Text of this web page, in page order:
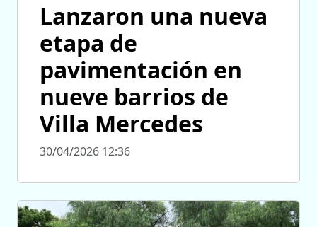
Lanzaron una nueva
etapa de
pavimentación en
nueve barrios de
Villa Mercedes
30/04/2026 12:36